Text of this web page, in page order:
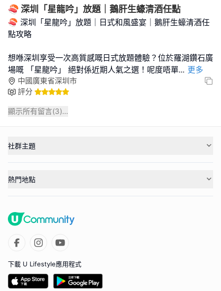
🍣 深圳「星龍吟」放題｜鵝肝生蠔清酒任點
🍣 深圳「星龍吟」放題｜日式和風盛宴｜鵝肝生蠔清酒任
點攻略
想喺深圳享受一次高質感嘅日式放題體驗？位於羅湖鑽石廣
場嘅 「星龍吟」 絕對係近期人氣之選！呢度唔單... 更多
中國廣東省深圳市
評分
顯示所有留言(3)...
社群主題
熱門地點
下載 U Lifestyle應用程式